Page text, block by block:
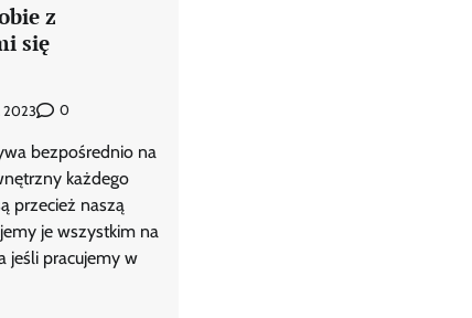
z
się
2023 0
bezpośrednio na
każdego
przecież naszą
je wszystkim na
jeśli pracujemy w